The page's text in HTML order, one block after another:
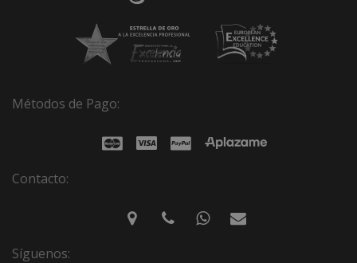
Métodos de Pago:
Contacto:
Síguenos: